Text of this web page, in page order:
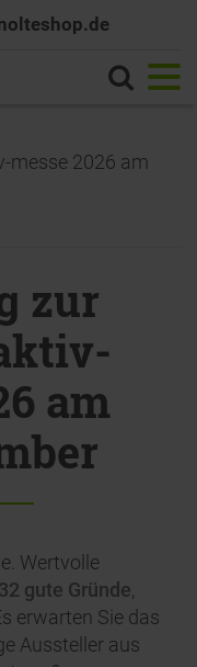
messe 2026 am
zur
am
Wertvolle
32 gute Gründe
erwarten Sie das
Aussteller aus